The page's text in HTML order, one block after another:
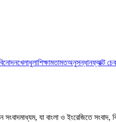
খেলাধুলাশিক্ষামতামতঅনুসন্ধানফ্যাক্ট
সংবাদমাধ্যম, যা বাংলা ও ইংরেজিতে